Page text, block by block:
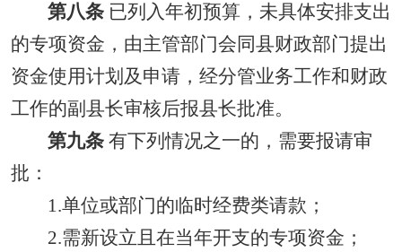
第八条已列入年初预算，未具体安排支出
的专项资金，由主管部门会同县财政部门提出
资金使用计划及申请，经分管业务工作和财政
工作的副县长审核后报县长批准。
第九条有下列情况之一的，需要报请审
批：
1.单位或部门的临时经费类请款；
2.需新设立且在当年开支的专项资金；